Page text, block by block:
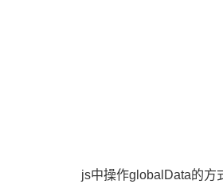
js中操作globalData的方